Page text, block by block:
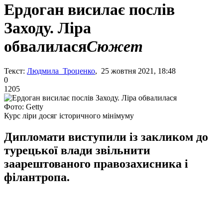
Ердоган висилає послів
Заходу. Ліра
обвалиласяСюжет
Текст: Людмила Троценко, 25 жовтня 2021, 18:48
0
1205
Фото: Getty
Курс ліри досяг історичного мінімуму
Дипломати виступили із закликом до
турецької влади звільнити
заарештованого правозахисника і
філантропа.